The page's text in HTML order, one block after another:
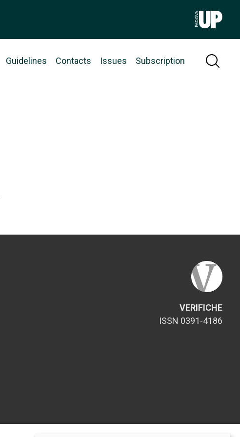
Guidelines Contacts Issues Subscription
VERIFICHE
ISSN 0391-4186